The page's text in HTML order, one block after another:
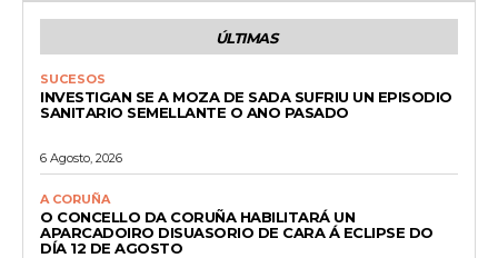
ÚLTIMAS
SUCESOS
INVESTIGAN SE A MOZA DE SADA SUFRIU UN EPISODIO
SANITARIO SEMELLANTE O ANO PASADO
6 Agosto, 2026
A CORUÑA
O CONCELLO DA CORUÑA HABILITARÁ UN
APARCADOIRO DISUASORIO DE CARA Á ECLIPSE DO
DÍA 12 DE AGOSTO